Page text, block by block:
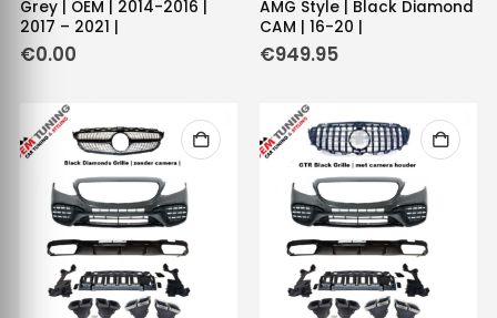
Grey | OEM | 2014-2016 |
2017 – 2021 |
€0.00
AMG Style | Black Diamond
CAM | 16-20 |
€949.95